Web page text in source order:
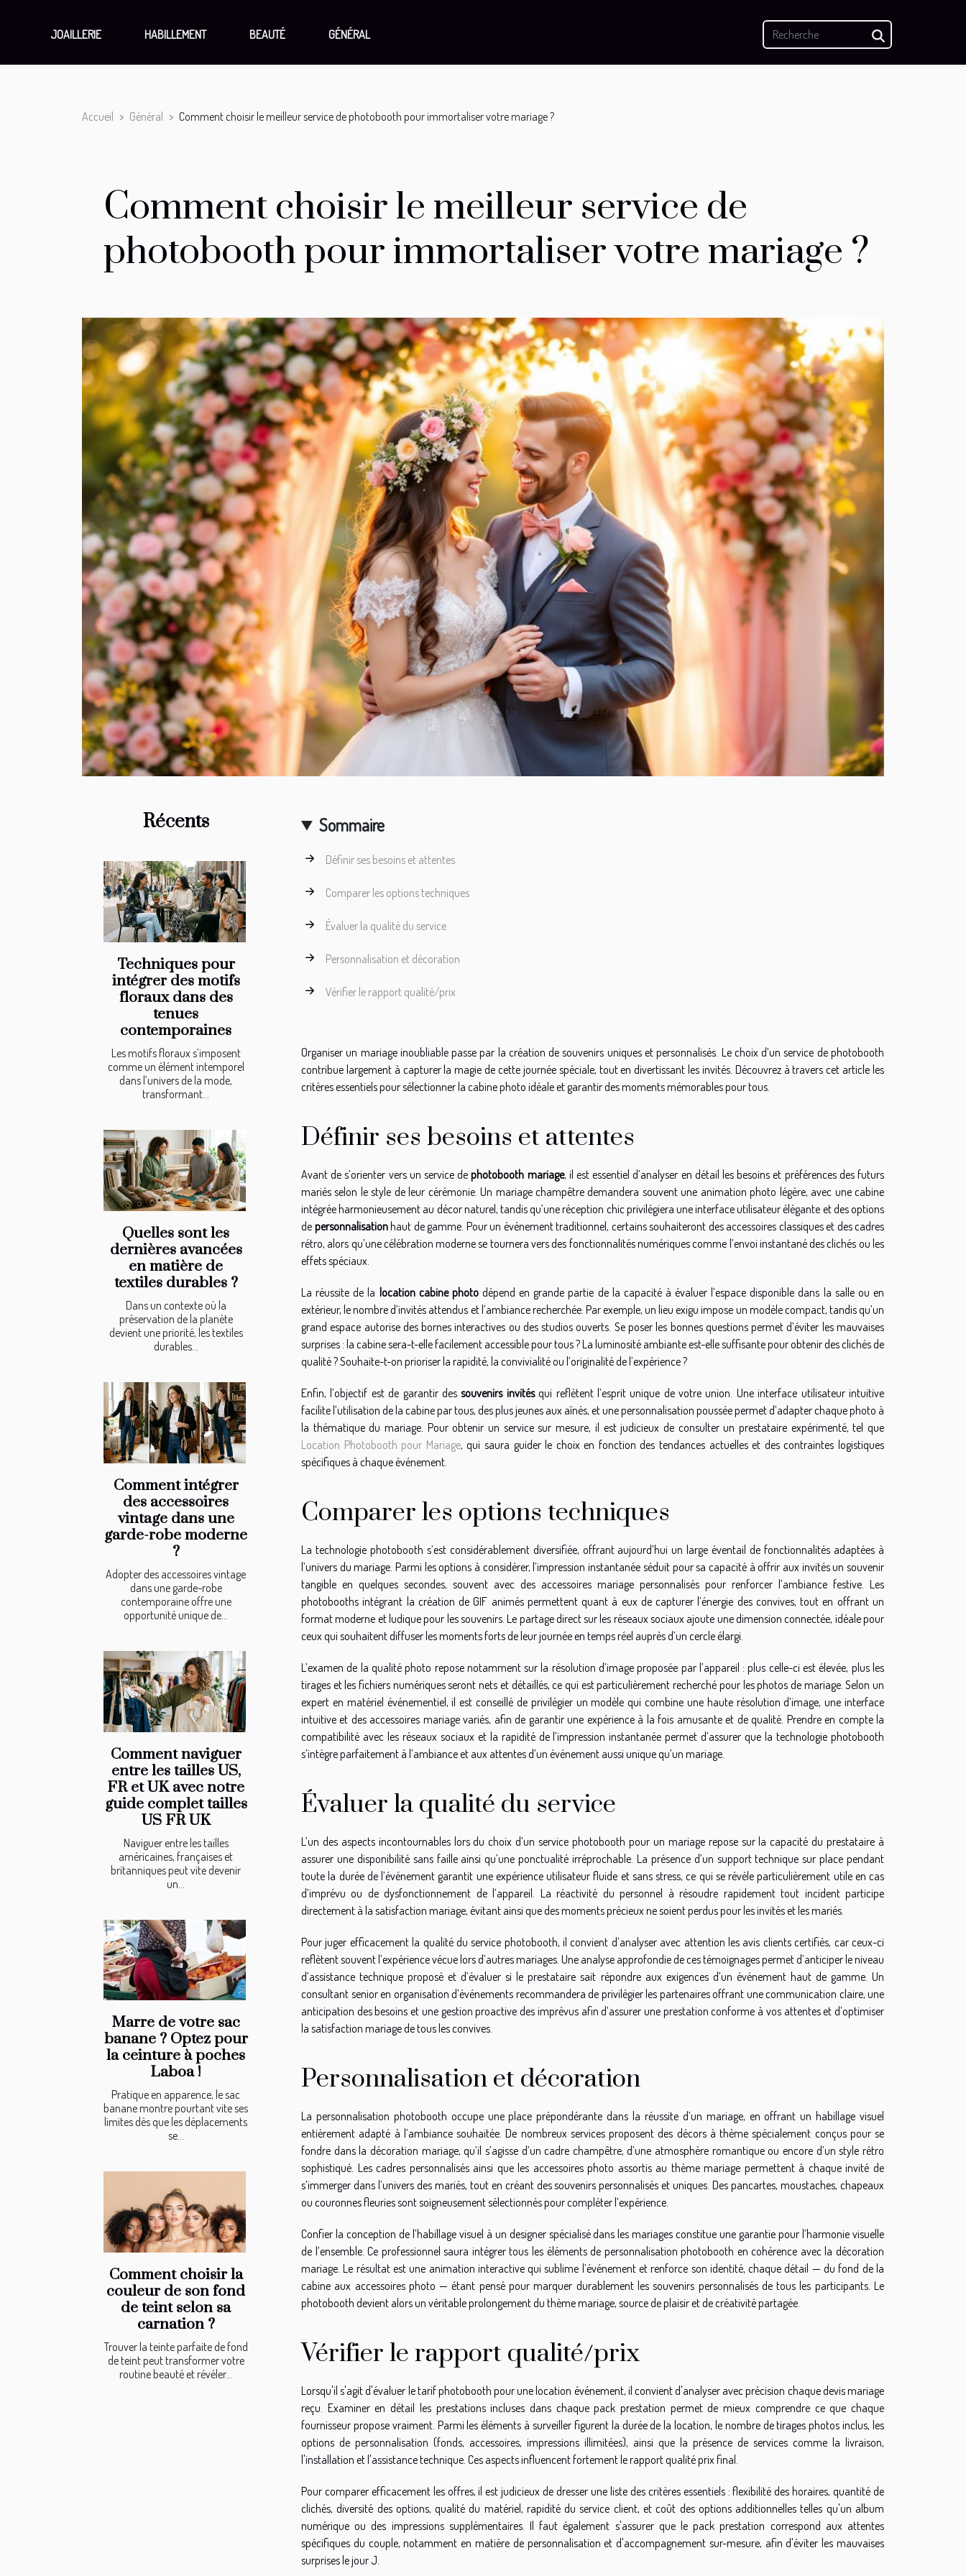
JOAILLERIE HABILLEMENT BEAUTÉ GÉNÉRAL
Accueil Général Comment choisir le meilleur service de photobooth pour immortaliser votre mariage ?
Comment choisir le meilleur service de
photobooth pour immortaliser votre mariage ?
Récents
Techniques pour
intégrer des motifs
floraux dans des
tenues
contemporaines
Les motifs floraux s’imposent
comme un élément intemporel
dans l’univers de la mode,
transformant...
Quelles sont les
dernières avancées
en matière de
textiles durables ?
Dans un contexte où la
préservation de la planète
devient une priorité, les textiles
durables...
Comment intégrer
des accessoires
vintage dans une
garde-robe moderne
?
Adopter des accessoires vintage
dans une garde-robe
contemporaine offre une
opportunité unique de...
Comment naviguer
entre les tailles US,
FR et UK avec notre
guide complet tailles
US FR UK
Naviguer entre les tailles
américaines, françaises et
britanniques peut vite devenir
un...
Marre de votre sac
banane ? Optez pour
la ceinture à poches
Laboa !
Pratique en apparence, le sac
banane montre pourtant vite ses
limites dès que les déplacements
se...
Comment choisir la
couleur de son fond
de teint selon sa
carnation ?
Trouver la teinte parfaite de fond
de teint peut transformer votre
routine beauté et révéler...
Sommaire
Définir ses besoins et attentes
Comparer les options techniques
Évaluer la qualité du service
Personnalisation et décoration
Vérifier le rapport qualité/prix
Organiser un mariage inoubliable passe par la création de souvenirs uniques et personnalisés. Le choix d’un service de photobooth
contribue largement à capturer la magie de cette journée spéciale, tout en divertissant les invités. Découvrez à travers cet article les
critères essentiels pour sélectionner la cabine photo idéale et garantir des moments mémorables pour tous.
Définir ses besoins et attentes
Avant de s’orienter vers un service dephotobooth mariage, il est essentiel d’analyser en détail les besoins et préférences des futurs
mariés selon le style de leur cérémonie. Un mariage champêtre demandera souvent une animation photo légère, avec une cabine
intégrée harmonieusement au décor naturel, tandis qu’une réception chic privilégiera une interface utilisateur élégante et des options
de personnalisationhaut de gamme. Pour un événement traditionnel, certains souhaiteront des accessoires classiques et des cadres
rétro, alors qu’une célébration moderne se tournera vers des fonctionnalités numériques comme l’envoi instantané des clichés ou les
effets spéciaux.
La réussite de la location cabine photodépend en grande partie de la capacité à évaluer l’espace disponible dans la salle ou en
extérieur, le nombre d’invités attendus et l’ambiance recherchée. Par exemple, un lieu exigu impose un modèle compact, tandis qu’un
grand espace autorise des bornes interactives ou des studios ouverts. Se poser les bonnes questions permet d’éviter les mauvaises
surprises : la cabine sera-t-elle facilement accessible pour tous ? La luminosité ambiante est-elle suffisante pour obtenir des clichés de
qualité ? Souhaite-t-on prioriser la rapidité, la convivialité ou l’originalité de l’expérience ?
Enfin, l’objectif est de garantir dessouvenirs invitésqui reflètent l’esprit unique de votre union. Une interface utilisateur intuitive
facilite l’utilisation de la cabine par tous, des plus jeunes aux aînés, et une personnalisation poussée permet d’adapter chaque photo à
la thématique du mariage. Pour obtenir un service sur mesure, il est judicieux de consulter un prestataire expérimenté, tel que
Location Photobooth pour Mariage, qui saura guider le choix en fonction des tendances actuelles et des contraintes logistiques
spécifiques à chaque événement.
Comparer les options techniques
La technologie photobooth s’est considérablement diversifiée, offrant aujourd’hui un large éventail de fonctionnalités adaptées à
l’univers du mariage. Parmi les options à considérer, l’impression instantanée séduit pour sa capacité à offrir aux invités un souvenir
tangible en quelques secondes, souvent avec des accessoires mariage personnalisés pour renforcer l’ambiance festive. Les
photobooths intégrant la création de GIF animés permettent quant à eux de capturer l’énergie des convives, tout en offrant un
format moderne et ludique pour les souvenirs. Le partage direct sur les réseaux sociaux ajoute une dimension connectée, idéale pour
ceux qui souhaitent diffuser les moments forts de leur journée en temps réel auprès d’un cercle élargi.
L’examen de la qualité photo repose notamment sur la résolution d’image proposée par l’appareil : plus celle-ci est élevée, plus les
tirages et les fichiers numériques seront nets et détaillés, ce qui est particulièrement recherché pour les photos de mariage. Selon un
expert en matériel événementiel, il est conseillé de privilégier un modèle qui combine une haute résolution d’image, une interface
intuitive et des accessoires mariage variés, afin de garantir une expérience à la fois amusante et de qualité. Prendre en compte la
compatibilité avec les réseaux sociaux et la rapidité de l’impression instantanée permet d’assurer que la technologie photobooth
s’intègre parfaitement à l’ambiance et aux attentes d’un événement aussi unique qu’un mariage.
Évaluer la qualité du service
L’un des aspects incontournables lors du choix d’un service photobooth pour un mariage repose sur la capacité du prestataire à
assurer une disponibilité sans faille ainsi qu’une ponctualité irréprochable. La présence d’un support technique sur place pendant
toute la durée de l’événement garantit une expérience utilisateur fluide et sans stress, ce qui se révèle particulièrement utile en cas
d’imprévu ou de dysfonctionnement de l’appareil. La réactivité du personnel à résoudre rapidement tout incident participe
directement à la satisfaction mariage, évitant ainsi que des moments précieux ne soient perdus pour les invités et les mariés.
Pour juger efficacement la qualité du service photobooth, il convient d’analyser avec attention les avis clients certifiés, car ceux-ci
reflètent souvent l’expérience vécue lors d’autres mariages. Une analyse approfondie de ces témoignages permet d’anticiper le niveau
d’assistance technique proposé et d’évaluer si le prestataire sait répondre aux exigences d’un événement haut de gamme. Un
consultant senior en organisation d’événements recommandera de privilégier les partenaires offrant une communication claire, une
anticipation des besoins et une gestion proactive des imprévus afin d’assurer une prestation conforme à vos attentes et d’optimiser
la satisfaction mariage de tous les convives.
Personnalisation et décoration
La personnalisation photobooth occupe une place prépondérante dans la réussite d’un mariage, en offrant un habillage visuel
entièrement adapté à l’ambiance souhaitée. De nombreux services proposent des décors à thème spécialement conçus pour se
fondre dans la décoration mariage, qu’il s’agisse d’un cadre champêtre, d’une atmosphère romantique ou encore d’un style rétro
sophistiqué. Les cadres personnalisés ainsi que les accessoires photo assortis au thème mariage permettent à chaque invité de
s’immerger dans l’univers des mariés, tout en créant des souvenirs personnalisés et uniques. Des pancartes, moustaches, chapeaux
ou couronnes fleuries sont soigneusement sélectionnés pour compléter l’expérience.
Confier la conception de l’habillage visuel à un designer spécialisé dans les mariages constitue une garantie pour l’harmonie visuelle
de l’ensemble. Ce professionnel saura intégrer tous les éléments de personnalisation photobooth en cohérence avec la décoration
mariage. Le résultat est une animation interactive qui sublime l’événement et renforce son identité, chaque détail — du fond de la
cabine aux accessoires photo — étant pensé pour marquer durablement les souvenirs personnalisés de tous les participants. Le
photobooth devient alors un véritable prolongement du thème mariage, source de plaisir et de créativité partagée.
Vérifier le rapport qualité/prix
Lorsqu'il s'agit d'évaluer le tarif photobooth pour une location événement, il convient d'analyser avec précision chaque devis mariage
reçu. Examiner en détail les prestations incluses dans chaque pack prestation permet de mieux comprendre ce que chaque
fournisseur propose vraiment. Parmi les éléments à surveiller figurent la durée de la location, le nombre de tirages photos inclus, les
options de personnalisation (fonds, accessoires, impressions illimitées), ainsi que la présence de services comme la livraison,
l'installation et l'assistance technique. Ces aspects influencent fortement le rapport qualité prix final.
Pour comparer efficacement les offres, il est judicieux de dresser une liste des critères essentiels : flexibilité des horaires, quantité de
clichés, diversité des options, qualité du matériel, rapidité du service client, et coût des options additionnelles telles qu'un album
numérique ou des impressions supplémentaires. Il faut également s'assurer que le pack prestation correspond aux attentes
spécifiques du couple, notamment en matière de personnalisation et d'accompagnement sur-mesure, afin d'éviter les mauvaises
surprises le jour J.